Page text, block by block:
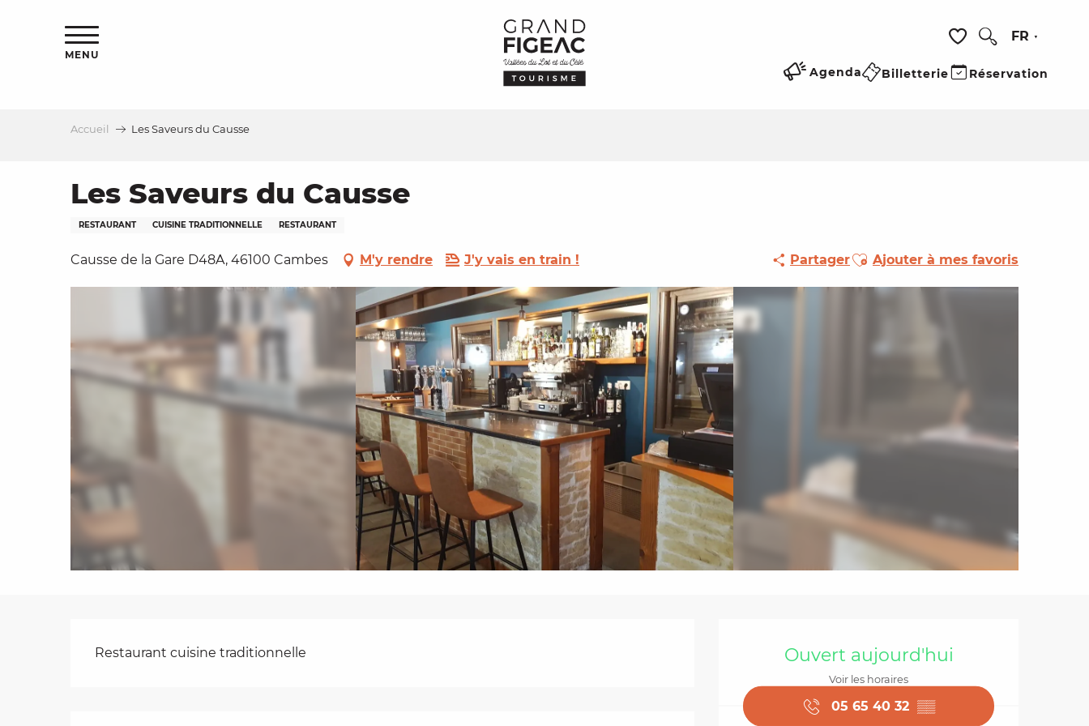
Voir les favoris
FR
MENU
Agenda Billetterie Réservation
Accueil Les Saveurs du Causse
Les Saveurs du Causse
RESTAURANT CUISINE TRADITIONNELLE RESTAURANT
Causse de la Gare D48A, 46100 Cambes M'y rendre J'y vais en train ! PartagerAjouter aux favoris
Ajouter à mes favoris
Ouverture et
Ouvert aujourd'hui
Voir les horaires
05 65 40 32 ▒▒
Description
Restaurant cuisine traditionnelle